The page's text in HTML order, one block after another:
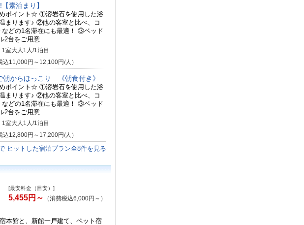
素泊まり】
ポイント☆ ①溶岩石を使用した浴
まります♪ ②他の客室と比べ、コ
などの1名滞在にも最適！ ③ベッド
2台をご用意
1室大人1人/1泊目
込11,000円～12,100円/人）
朝からほっこり 《朝食付き》
ポイント☆ ①溶岩石を使用した浴
まります♪ ②他の客室と比べ、コ
などの1名滞在にも最適！ ③ベッド
2台をご用意
1室大人1人/1泊目
込12,800円～17,200円/人）
ヒットした宿泊プラン全8件を見る
[最安料金（目安）]
5,455円～ （消費税込6,000円～）
本館と、新館一戸建て、ペット宿